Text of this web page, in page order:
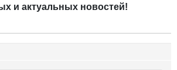
и актуальных новостей!